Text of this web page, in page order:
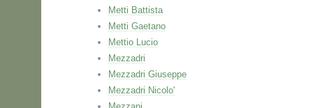
Metti Battista
Metti Gaetano
Mettio Lucio
Mezzadri
Mezzadri Giuseppe
Mezzadri Nicolo'